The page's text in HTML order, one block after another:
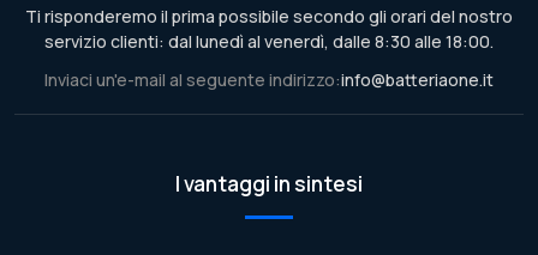
Ti risponderemo il prima possibile secondo gli orari del nostro
servizio clienti: dal lunedì al venerdì, dalle 8:30 alle 18:00.
Inviaci un'e-mail al seguente indirizzo:info@batteriaone.it
I vantaggi in sintesi